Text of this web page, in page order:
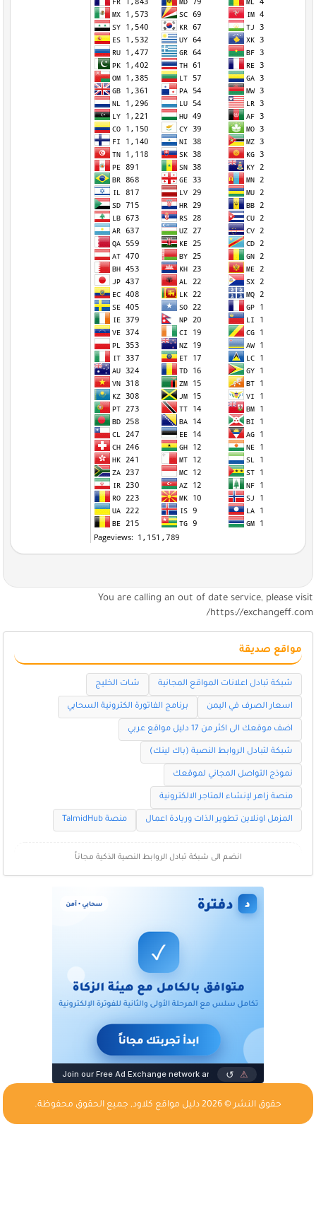
You are calling an out of date service, please visit
https://exchangeff.com/
مواقع صديقة
شبكة تبادل اعلانات المواقع المجانية شات الخليج
اسعار الصرف في اليمن برنامج الفاتورة الكترونية السحابي
اضف موقعك الى اكثر من 17 دليل مواقع عربي
شبكة لتبادل الروابط النصية (باك لينك)
نموذج التواصل المجاني لموقعك
منصة زاهر لإنشاء المتاجر الالكترونية
المزمل اونلاين تطوير الذات وريادة اعمال منصة TalmidHub
انضم الى شبكة تبادل الروابط النصية الذكية مجاناً
حقوق النشر © 2026 دليل مواقع كلاود, جميع الحقوق محفوظة.